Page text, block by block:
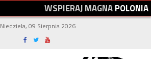
WSPIERAJMAGNAPOLONIA
Niedziela, 09 Sierpnia 2026